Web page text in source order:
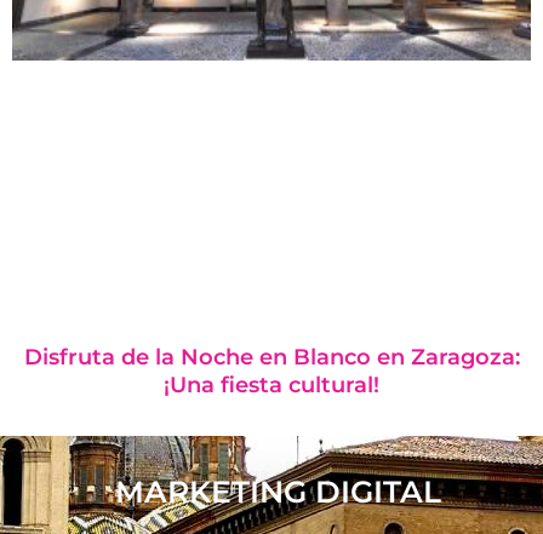
Disfruta de la Noche en Blanco en Zaragoza:
¡Una fiesta cultural!
MARKETING DIGITAL